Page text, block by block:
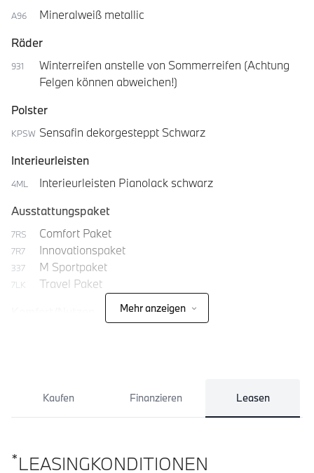
A96
Mineralweiß metallic
Räder
931
Winterreifen anstelle von Sommerreifen (Achtung
Felgen können abweichen!)
Polster
KPSW Sensafin dekorgesteppt Schwarz
Interieurleisten
4ML
Interieurleisten Pianolack schwarz
Ausstattungspaket
7RS Comfort Paket
7R7 Innovationspaket
337 M Sportpaket
7LK
Travel Paket
Mehr anzeigen
Kaufen Finanzieren Leasen
*LEASINGKONDITIONEN